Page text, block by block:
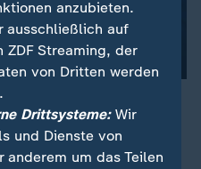
Großbritannien nach wie vor
Jüngere wollen zurück in die
25-Jährigen wünschen sich
anzubieten.
ausschließlich auf
ZDF Streaming, der
von Dritten werden
Drittsysteme:Wir
und Dienste von
um das Teilen